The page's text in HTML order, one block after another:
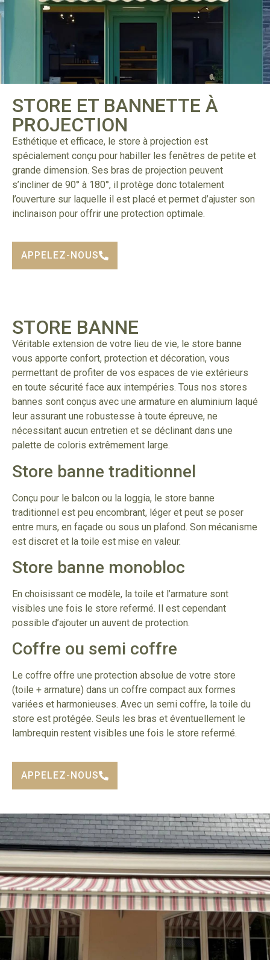
STORE ET BANNETTE À
PROJECTION
Esthétique et efficace, le store à projection est
spécialement conçu pour habiller les fenêtres de petite et
grande dimension. Ses bras de projection peuvent
s’incliner de 90° à 180°, il protège donc totalement
l’ouverture sur laquelle il est placé et permet d’ajuster son
inclinaison pour offrir une protection optimale.
APPELEZ-NOUS
STORE BANNE
Véritable extension de votre lieu de vie, le store banne
vous apporte confort, protection et décoration, vous
permettant de profiter de vos espaces de vie extérieurs
en toute sécurité face aux intempéries. Tous nos stores
bannes sont conçus avec une armature en aluminium laqué
leur assurant une robustesse à toute épreuve, ne
nécessitant aucun entretien et se déclinant dans une
palette de coloris extrêmement large.
Store banne traditionnel
Conçu pour le balcon ou la loggia, le store banne
traditionnel est peu encombrant, léger et peut se poser
entre murs, en façade ou sous un plafond. Son mécanisme
est discret et la toile est mise en valeur.
Store banne monobloc
En choisissant ce modèle, la toile et l’armature sont
visibles une fois le store refermé. Il est cependant
possible d’ajouter un auvent de protection.
Coffre ou semi coffre
Le coffre offre une protection absolue de votre store
(toile + armature) dans un coffre compact aux formes
variées et harmonieuses. Avec un semi coffre, la toile du
store est protégée. Seuls les bras et éventuellement le
lambrequin restent visibles une fois le store refermé.
APPELEZ-NOUS